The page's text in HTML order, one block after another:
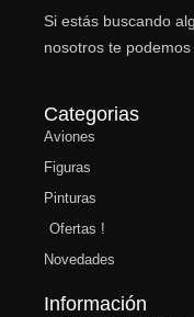
Si estás buscando
nosotros te podemos
Categorias
Aviones
Figuras
Pinturas
Ofertas !
Novedades
Información